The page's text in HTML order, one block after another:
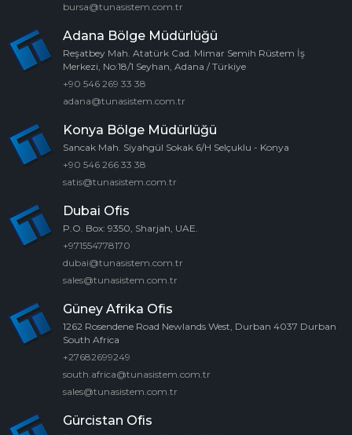
bursa@tunasistem.com.tr
Adana Bölge Müdürlüğü
Reşatbey Mah. Atatürk Cad. Mimar Semih Rüstem İş
Merkezi, No:18/1 Seyhan, Adana / Türkiye
+90 546 269 33 38
adana@tunasistem.com.tr
Konya Bölge Müdürlüğü
Sancak Mah. Siyahgül Sokak 6/H Selçuklu - Konya
+90 546 266 33 38
satis@tunasistem.com.tr
Dubai Ofis
P.O. Box: 9350, Sharjah, UAE.
+971554778170
dubai@tunasistem.com.tr
sales@tunasistem.com.tr
Güney Afrika Ofis
1262 Rosendene Road Newlands West, Durban 4037 Durban
South Africa
+27682699249
south.africa@tunasistem.com.tr
sales@tunasistem.com.tr
Gürcistan Ofis